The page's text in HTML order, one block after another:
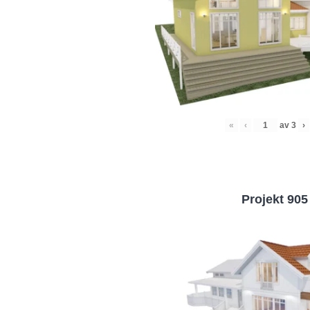
« ‹ av 3 ›
Projekt 905